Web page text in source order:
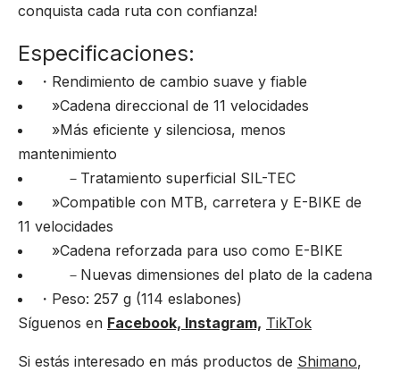
conquista cada ruta con confianza!
Especificaciones:
・Rendimiento de cambio suave y fiable
»Cadena direccional de 11 velocidades
»Más eficiente y silenciosa, menos
mantenimiento
－Tratamiento superficial SIL-TEC
»Compatible con MTB, carretera y E-BIKE de
11 velocidades
»Cadena reforzada para uso como E-BIKE
－Nuevas dimensiones del plato de la cadena
・Peso: 257 g (114 eslabones)
Síguenos en Facebook, Instagram, TikTok
Si estás interesado en más productos de Shimano,